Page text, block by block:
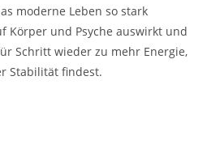
moderne Leben so stark
Körper und Psyche auswirkt und
Schritt wieder zu mehr Energie,
Stabilität findest.